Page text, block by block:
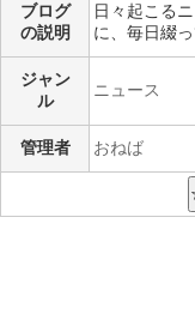
ブログ
の説明
日々起こる
に、毎日綴っ
ジャン
ル
ニュース
管理者 おねば